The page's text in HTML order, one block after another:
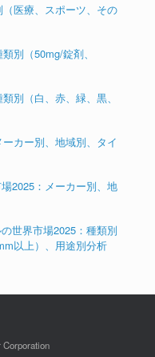
医療、スポーツ、その
別（50mg/錠剤、
別（白、赤、緑、黒、
カー別、地域別、タイ
2025：メーカー別、地
世界市場2025：種類別
以上）、用途別分析
Corporation